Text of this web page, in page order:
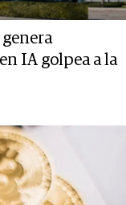
IA golpea a la